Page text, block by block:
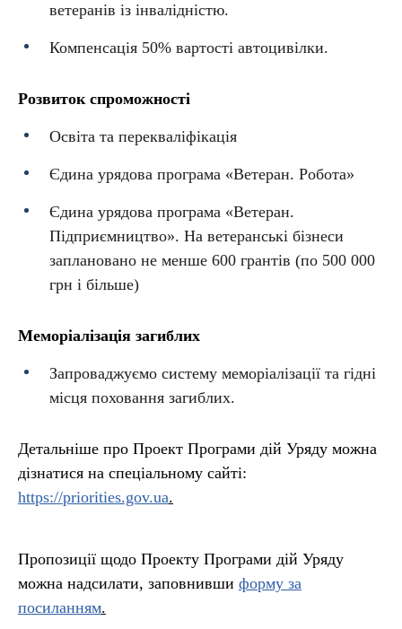
ветеранів із інвалідністю.
Компенсація 50% вартості автоцивілки.
Розвиток спроможності
Освіта та перекваліфікація
Єдина урядова програма «Ветеран. Робота»
Єдина урядова програма «Ветеран.
Підприємництво». На ветеранські бізнеси
заплановано не менше 600 грантів (по 500 000
грн і більше)
Меморіалізація загиблих
Запроваджуємо систему меморіалізації та гідні
місця поховання загиблих.
Детальніше про Проект Програми дій Уряду можна
дізнатися на спеціальному сайті:
https://priorities.gov.ua.
Пропозиції щодо Проекту Програми дій Уряду
можна надсилати, заповнивши форму за
посиланням.